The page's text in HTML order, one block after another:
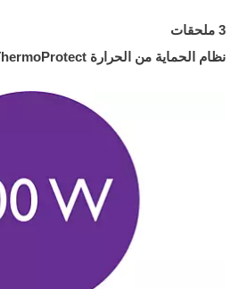
3 ملحقات
نظام الحماية من الحرارة ThermoProtect